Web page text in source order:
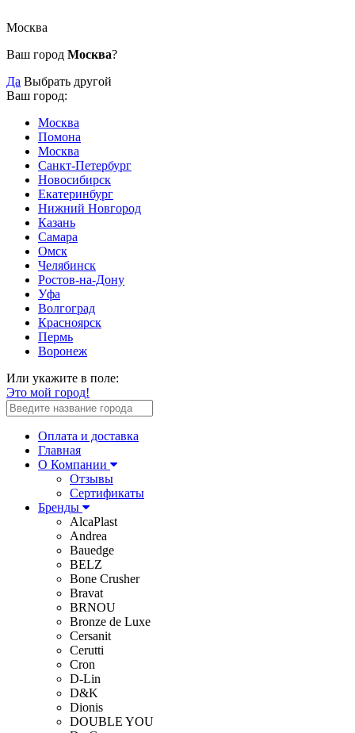
Москва
Ваш город Москва?
Да Выбрать другой
Ваш город:
Москва
Помона
Москва
Санкт-Петербург
Новосибирск
Екатеринбург
Нижний Новгород
Казань
Самара
Омск
Челябинск
Ростов-на-Дону
Уфа
Волгоград
Красноярск
Пермь
Воронеж
Или укажите в поле:
Это мой город!
Оплата и доставка
Главная
О Компании
Отзывы
Сертификаты
Бренды
AlcaPlast
Andrea
Bauedge
BELZ
Bone Crusher
Bravat
BRNOU
Bronze de Luxe
Cersanit
Cerutti
Cron
D-Lin
D&K
Dionis
DOUBLE YOU